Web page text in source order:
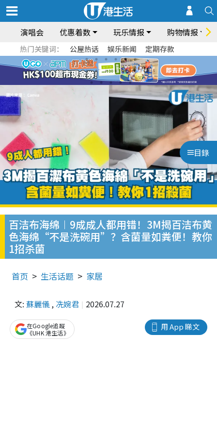
演唱会 优惠着数 玩乐情报 购物情报
热门关键词： 公屋热话 娱乐新闻 定期存款
目錄
百洁布海绵︱9成成人都用错！3M揭百洁布黄
色海绵“不是洗碗用”？含菌量如粪便！教你
1招杀菌
首页 生活话题 家居
文: 蘇麗儀, 冼婉君 2026.07.27
用 App 睇文
在Google追蹤
《UHK 港生活》